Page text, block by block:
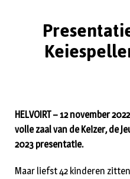
HELVOIRT – 12 november
volle zaal van de Keizer, de
2023 presentatie.
Maar liefst 42 kinderen